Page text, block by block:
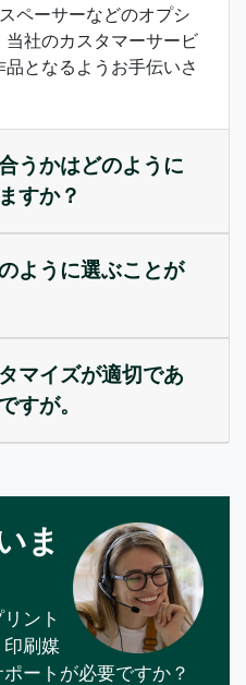
ペーサーなどのオプシ
当社のカスタマーサービ
となるようお手伝いさ
うかはどのように
すか？
ように選ぶことが
マイズが適切であ
すが。
ま
ント
刷媒
ートが必要ですか？